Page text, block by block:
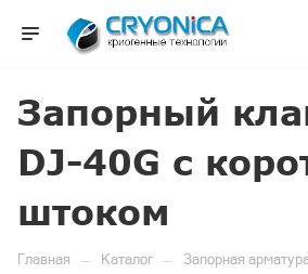
Запорный
DJ-40G с
штоком
Главная — Каталог — Запорная